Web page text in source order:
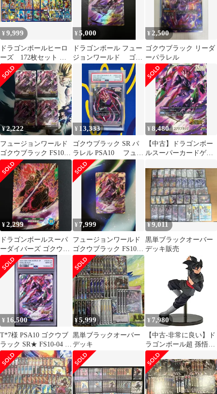
¥9,999
ドラゴンボールヒーロ
ーズ 172枚セット ベ
ジット 孫悟空 フリーザ
ベジータ トランク
ス セル クウラ ジ
ャネンバ トランクス:
未来 孫悟空:GT ゴ
クウブラック ブロリ
ー ゴテンクス ゴジ
ータ 人造人間18号
五星龍 ピッコロ ゴ
ールデンフリーザ
¥5,000
ドラゴンボール フュー
ジョンワールド ゴク
ウブラック パラレ
ル レジェンズ
¥ 2,500
ゴクウブラック リーダ
ーパラレル
¥2,222
フュージョンワールド
ゴクウブラック FS10-
04 SR 4枚 引退品
¥ 13,333
ゴクウブラック SR パ
ラレル PSA10 フュー
ジョンワールド ドラゴ
ンボール
¥8,480
【中古】ドラゴンボー
ルスーパーカードゲー
クウブラック
¥2,299
ドラゴンボールスーパ
ーダイバーズ ゴクウブ
ラック SDVB-024
¥ 7,999
フュージョンワールド
ゴクウブラック FS10-
04 SRパラレル
¥9,011
黒単ブラックオーバー
デッキ販売
¥ 16,500
T*7様 PSA10 ゴクウブ
ラック SR★ FS10-04 レ
ジェンズコラボ
¥5,999
黒単ブラックオーバー
デッキ
¥ 7,980
【中古-非常に良い】ド
ラゴンボール超 孫悟空
FES!! 其之六 ゴクウブ
ラック